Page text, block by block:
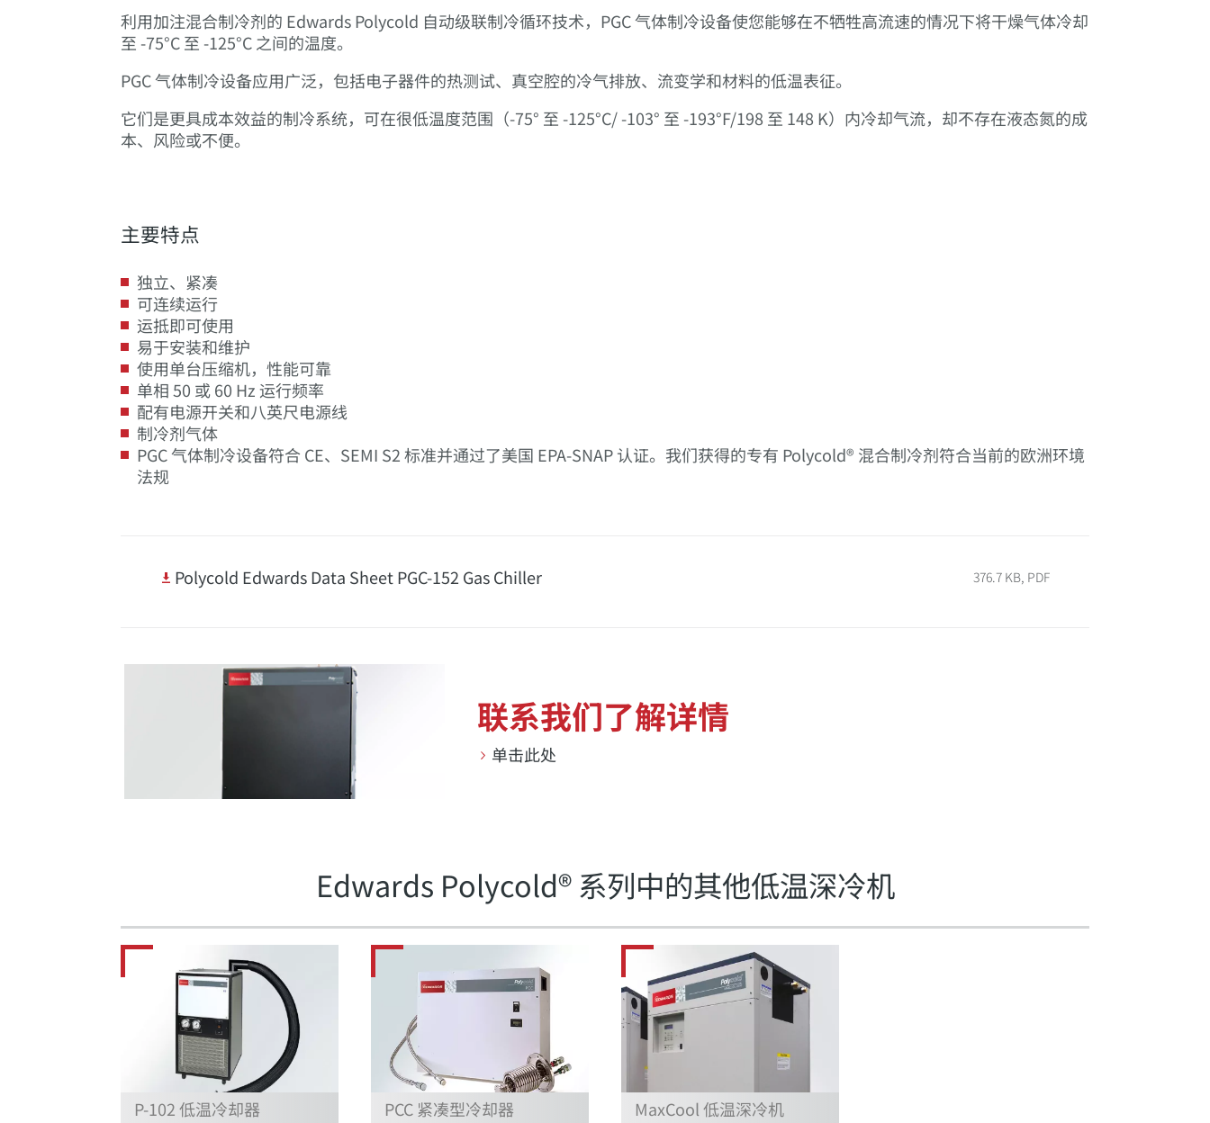
利用加注混合制冷剂的 Edwards Polycold 自动级联制冷循环技术，PGC 气体制冷设备使您能够在不牺牲高流速的情况下将干燥气体冷却
至 -75°C 至 -125°C 之间的温度。
PGC 气体制冷设备应用广泛，包括电子器件的热测试、真空腔的冷气排放、流变学和材料的低温表征。
它们是更具成本效益的制冷系统，可在很低温度范围（-75° 至 -125°C/ -103° 至 -193°F/198 至 148 K）内冷却气流，却不存在液态氮的成
本、风险或不便。
主要特点
独立、紧凑
可连续运行
运抵即可使用
易于安装和维护
使用单台压缩机，性能可靠
单相 50 或 60 Hz 运行频率
配有电源开关和八英尺电源线
制冷剂气体
PGC 气体制冷设备符合 CE、SEMI S2 标准并通过了美国 EPA-SNAP 认证。我们获得的专有 Polycold® 混合制冷剂符合当前的欧洲环境
法规
Polycold Edwards Data Sheet PGC-152 Gas Chiller 376.7 KB, PDF
联系我们了解详情
单击此处
Edwards Polycold® 系列中的其他低温深冷机
P-102 低温冷却器 PCC 紧凑型冷却器 MaxCool 低温深冷机